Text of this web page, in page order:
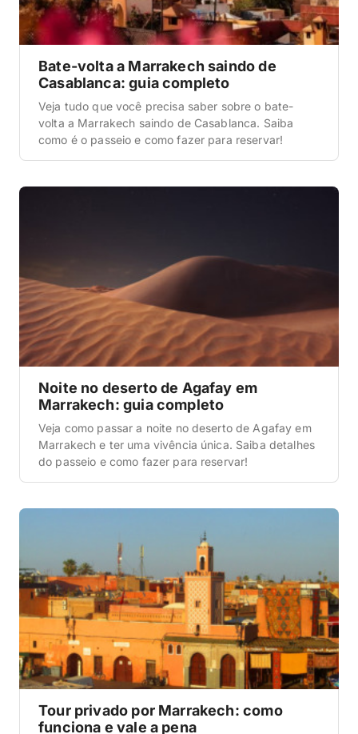
Bate-volta a Marrakech saindo de
Casablanca: guia completo
Veja tudo que você precisa saber sobre o bate-
volta a Marrakech saindo de Casablanca. Saiba
como é o passeio e como fazer para reservar!
Noite no deserto de Agafay em
Marrakech: guia completo
Veja como passar a noite no deserto de Agafay em
Marrakech e ter uma vivência única. Saiba detalhes
do passeio e como fazer para reservar!
Tour privado por Marrakech: como
funciona e vale a pena